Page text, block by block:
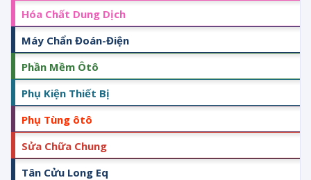
Hóa Chất Dung Dịch
Máy Chẩn Đoán-Điện
Phần Mềm Ôtô
Phụ Kiện Thiết Bị
Phụ Tùng ôtô
Sửa Chữa Chung
Tân Cửu Long Eq